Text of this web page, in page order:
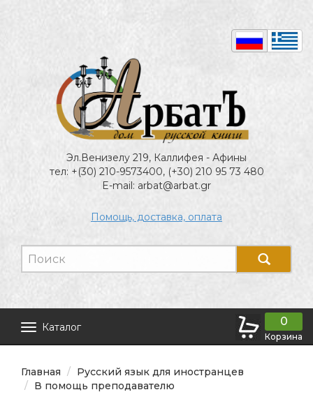
Эл.Венизелу 219, Каллифея - Афины
тел: +(30) 210-9573400, (+30) 210 95 73 480
E-mail: arbat@arbat.gr
Помощь, доставка, оплата
Каталог 0
Корзина
Главная
Русский язык для иностранцев
В помощь преподавателю